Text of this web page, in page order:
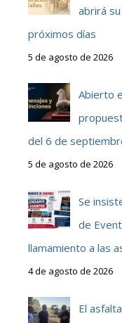
abrirá
próximos días
5 de agosto de 2026
Abierto
del 6 de
5 de agosto de 2026
Se
de
llamamiento a las
4 de agosto de 2026
El